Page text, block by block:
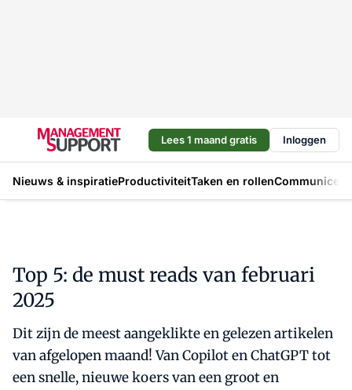
Lees 1 maand gratis Inloggen
Nieuws & inspiratieProductiviteitTaken en rollen
Top 5: de must reads van februari
2025
Dit zijn de meest aangeklikte en gelezen artikelen
van afgelopen maand! Van Copilot en ChatGPT tot
een snelle, nieuwe koers van een groot en